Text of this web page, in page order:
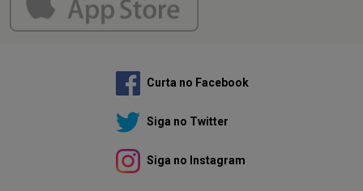
Curta no Facebook
Siga no Twitter
Siga no Instagram